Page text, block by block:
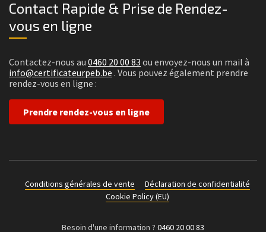
Contact Rapide & Prise de Rendez-
vous en ligne
Contactez-nous au 0460 20 00 83 ou envoyez-nous un mail à
info@certificateurpeb.be . Vous pouvez également prendre
rendez-vous en ligne :
Prendre rendez-vous en ligne
Conditions générales de vente
Déclaration de confidentialité
Cookie Policy (EU)
Besoin d'une information ? 0460 20 00 83